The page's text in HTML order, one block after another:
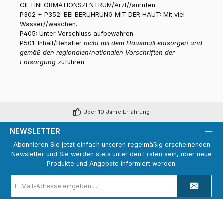
GIFTINFORMATIONSZENTRUM/Arzt//anrufen.
P302 + P352: BEI BERÜHRUNG MIT DER HAUT: Mit viel
Wasser//waschen.
P405: Unter Verschluss aufbewahren.
P501: Inhalt/Behälter nicht mit dem Hausmüll entsorgen und
gemäß den regionalen/nationalen Vorschriften der
Entsorgung zuführen.
Über 10 Jahre Erfahrung
NEWSLETTER
Abonnieren Sie jetzt einfach unseren regelmäßig erscheinenden
Newsletter und Sie werden stets unter den Ersten sein, über neue
Produkte und Angebote informiert werden.
Mail-
Adresse